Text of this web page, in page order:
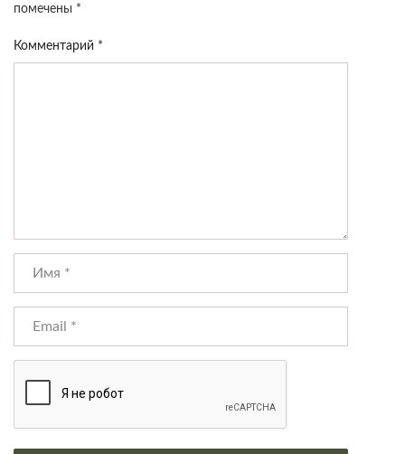
помечены *
Комментарий *